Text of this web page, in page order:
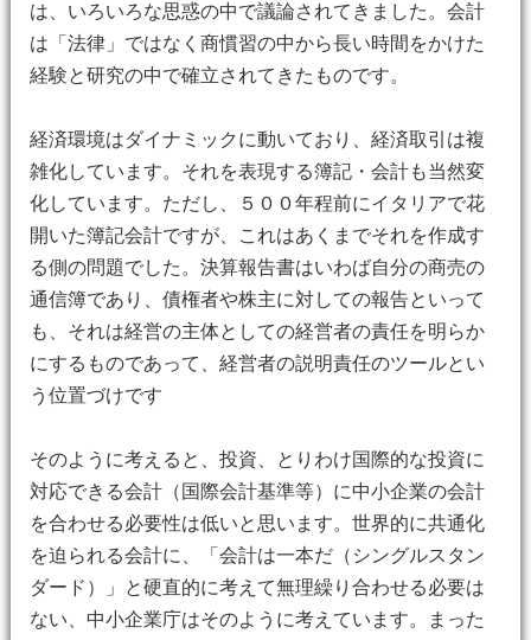
は、いろいろな思惑の中で議論されてきました。会計
は「法律」ではなく商慣習の中から長い時間をかけた
経験と研究の中で確立されてきたものです。
経済環境はダイナミックに動いており、経済取引は複
雑化しています。それを表現する簿記・会計も当然変
化しています。ただし、５００年程前にイタリアで花
開いた簿記会計ですが、これはあくまでそれを作成す
る側の問題でした。決算報告書はいわば自分の商売の
通信簿であり、債権者や株主に対しての報告といって
も、それは経営の主体としての経営者の責任を明らか
にするものであって、経営者の説明責任のツールとい
う位置づけです
そのように考えると、投資、とりわけ国際的な投資に
対応できる会計（国際会計基準等）に中小企業の会計
を合わせる必要性は低いと思います。世界的に共通化
を迫られる会計に、「会計は一本だ（シングルスタン
ダード）」と硬直的に考えて無理繰り合わせる必要は
ない、中小企業庁はそのように考えています。まった